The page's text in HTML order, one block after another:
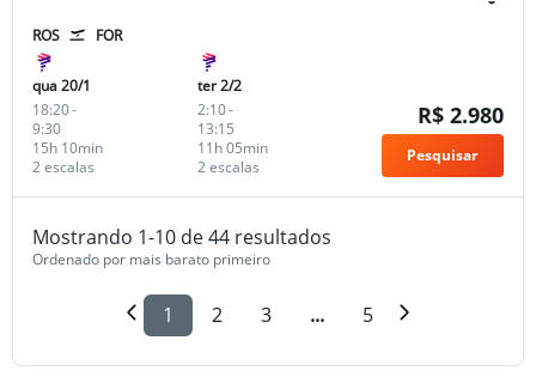
ROS FOR
qua 20/1
18:20-
9:30
2 escalas
15h 10min
ter 2/2
2:10-
13:15
2 escalas
11h 05min
R$ 2.980
Pesquisar
Mostrando 1-10 de 44 resultados
Ordenado por mais barato primeiro
1 2 3 ... 5